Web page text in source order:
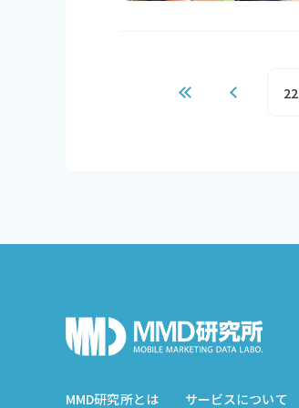
22
MMD研究所とは サービスについて